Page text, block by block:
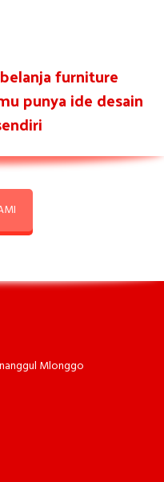
furniture
punya ide desain
Mlonggo